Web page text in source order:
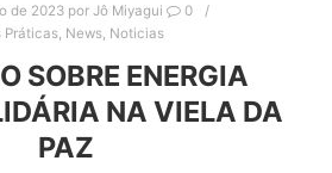
de 2023 por Jô Miyagui
0
Práticas, News, Noticias
SOBRE ENERGIA
NA VIELA DA
PAZ